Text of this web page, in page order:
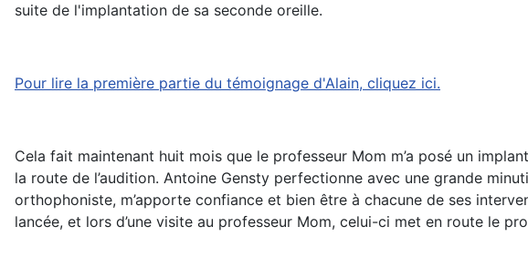
suite de l'implantation de sa seconde oreille.
Pour lire la première partie du témoignage d'Alain, cliquez ici.
Cela fait maintenant huit mois que le professeur Mom m’a posé un
la route de l’audition. Antoine Gensty perfectionne avec une grande
orthophoniste, m’apporte confiance et bien être à chacune de ses
lancée, et lors d’une visite au professeur Mom, celui-ci met en route le